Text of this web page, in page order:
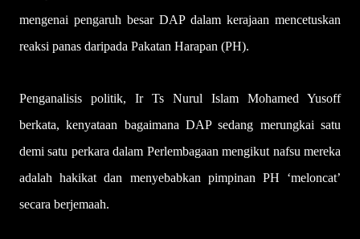
mengenai pengaruh besar DAP dalam kerajaan mencetuskan
reaksi panas daripada Pakatan Harapan (PH).
Penganalisis politik, Ir Ts Nurul Islam Mohamed Yusoff
berkata, kenyataan bagaimana DAP sedang merungkai satu
demi satu perkara dalam Perlembagaan mengikut nafsu mereka
adalah hakikat dan menyebabkan pimpinan PH ‘meloncat’
secara berjemaah.